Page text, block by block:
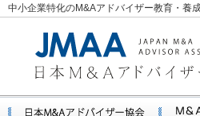
中小企業特化のM&Aアドバイザー教育・養